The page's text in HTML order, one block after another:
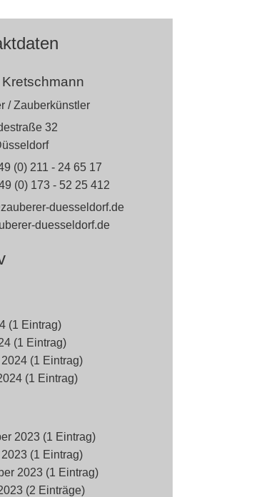
/ Zauberkünstler
32
(0) 211 - 24 65 17
(0) 173 - 52 25 412
duesseldorf.de
duesseldorf.de
(1 Eintrag)
(1 Eintrag)
(1 Eintrag)
(1 Eintrag)
2023 (1 Eintrag)
(1 Eintrag)
2023 (1 Eintrag)
(2 Einträge)